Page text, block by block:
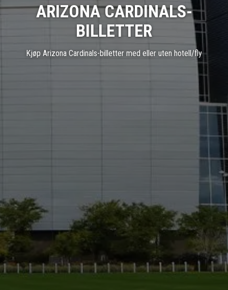
ARIZONA CARDINALS-
BILLETTER
Kjøp Arizona Cardinals-billetter med eller uten hotell/fly